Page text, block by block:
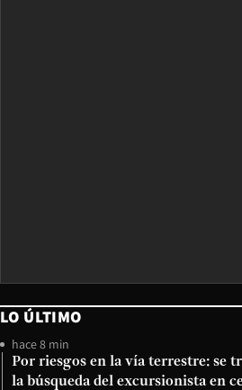
LO ÚLTIMO
hace 8 min
Por riesgos en la vía terrestre: se
la búsqueda del excursionista en